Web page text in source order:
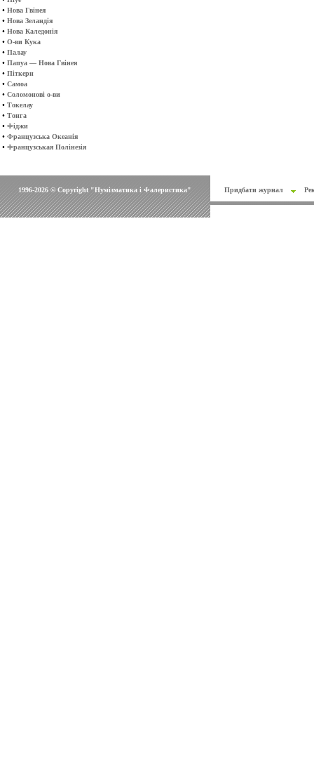
• Нова Гвінея
• Нова Зеландія
• Нова Каледонія
• О-ви Кука
• Палау
• Папуа — Нова Гвінея
• Піткерн
• Самоа
• Соломонові о-ви
• Токелау
• Тонга
• Фіджи
• Французська Океанія
• Французськая Полінезія
1996-2026 © Copyright "Нумізматика і Фалеристика" Придбати журнал